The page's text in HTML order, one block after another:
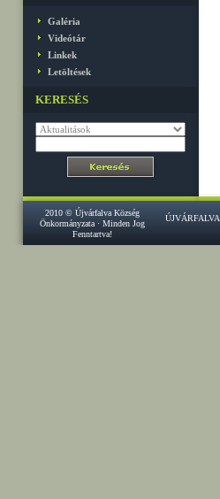
Galéria
Videótár
Linkek
Letöltések
KERESÉS
2010 © Újvárfalva Község
Önkormányzata · Minden Jog
Fenntartva!
ÚJVÁRFALVA